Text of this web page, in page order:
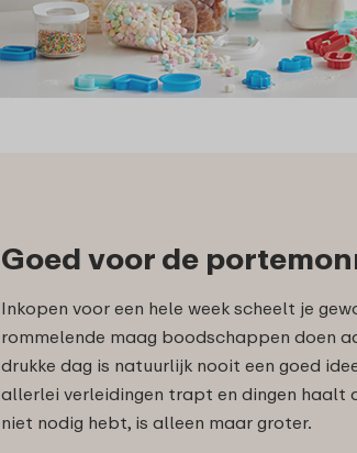
Goed voor de
Inkopen voor een hele week scheelt je
rommelende maag boodschappen doen
drukke dag is natuurlijk nooit een goed
allerlei verleidingen trapt en dingen haalt
niet nodig hebt, is alleen maar groter.